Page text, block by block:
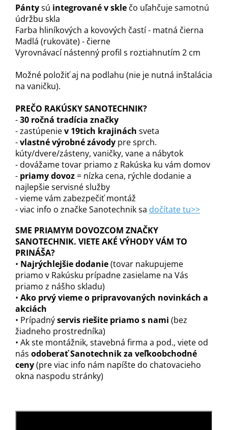
Pántysú integrované v skle čo uľahčuje samotnú
údržbu skla
Farba hliníkových a kovových častí - matná čierna
Madlá (rukoväte) - čierne
Vyrovnávací nástenný profil s roztiahnutím 2 cm
Možné položiť aj na podlahu (nie je nutná inštalácia
na vaničku).
PREČO RAKÚSKY SANOTECHNIK?
-30 ročná tradícia značky
- zastúpeniev 19tich krajinách sveta
-vlastné výrobné závody pre sprch.
kúty/dvere/zásteny, vaničky, vane a nábytok
- dovážame tovar priamo z Rakúska ku vám domov
- priamy dovoz= nízka cena, rýchle dodanie a
najlepšie servisné služby
- vieme vám zabezpečiť montáž
- viac info o značke Sanotechnik sa dočítate tu>>
SME PRIAMYM DOVOZCOM ZNAČKY
SANOTECHNIK. VIETE AKÉ VÝHODY VÁM TO
PRINÁŠA?
• Najrýchlejšie dodanie(tovar nakupujeme
priamo v Rakúsku prípadne zasielame na Vás
priamo z nášho skladu)
• Ako prvý vieme o pripravovaných novinkách a
akciách
• Prípadnýservis riešite priamo s nami (bez
žiadneho prostredníka)
• Ak ste montážnik, stavebná firma a pod., viete od
nás odoberať Sanotechnik za veľkoobchodné
ceny(pre viac info nám napíšte do chatovacieho
okna naspodu stránky)